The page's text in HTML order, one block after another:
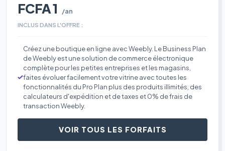
FCFA 1 /an
INCLUS DANS L'OFFRE :
Créez une boutique en ligne avec Weebly. Le Business Plan
de Weebly est une solution de commerce électronique
complète pour les petites entreprises et les magasins,
faites évoluer facilement votre vitrine avec toutes les
fonctionnalités du Pro Plan plus des produits illimités, des
calculateurs d'expédition et de taxes et 0% de frais de
transaction Weebly.
VOIR TOUS LES FORFAITS